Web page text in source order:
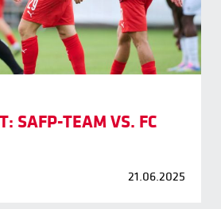
SAFP-TEAM VS. FC
21.06.2025